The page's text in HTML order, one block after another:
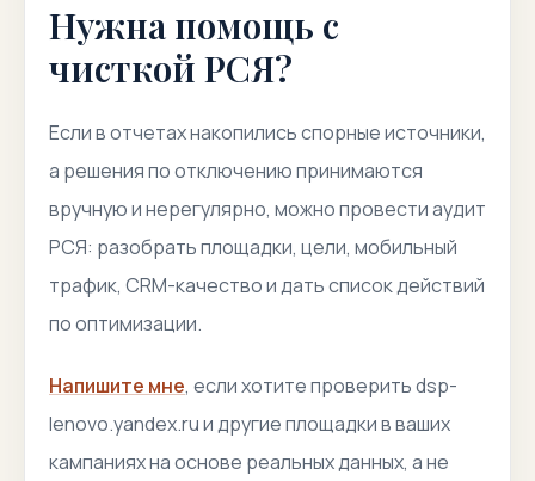
Нужна помощь с
чисткой РСЯ?
Если в отчетах накопились спорные источники,
а решения по отключению принимаются
вручную и нерегулярно, можно провести аудит
РСЯ: разобрать площадки, цели, мобильный
трафик, CRM-качество и дать список действий
по оптимизации.
Напишите мне, если хотите проверить dsp-
lenovo.yandex.ru и другие площадки в ваших
кампаниях на основе реальных данных, а не